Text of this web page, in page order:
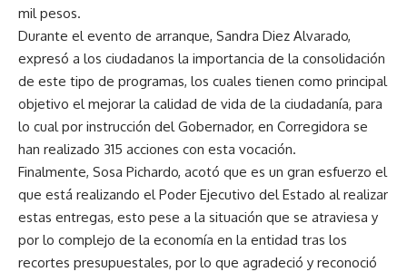
mil pesos.
Durante el evento de arranque, Sandra Diez Alvarado,
expresó a los ciudadanos la importancia de la consolidación
de este tipo de programas, los cuales tienen como principal
objetivo el mejorar la calidad de vida de la ciudadanía, para
lo cual por instrucción del Gobernador, en Corregidora se
han realizado 315 acciones con esta vocación.
Finalmente, Sosa Pichardo, acotó que es un gran esfuerzo el
que está realizando el Poder Ejecutivo del Estado al realizar
estas entregas, esto pese a la situación que se atraviesa y
por lo complejo de la economía en la entidad tras los
recortes presupuestales, por lo que agradeció y reconoció